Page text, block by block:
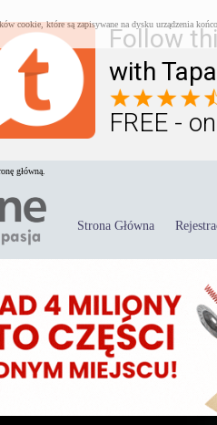
Follow
with
FREE -
cookie, które są zapisywane na dysku urządzenia
główną.
Strona Główna